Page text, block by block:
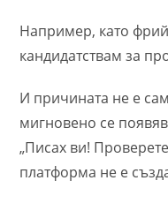
Например, като
кандидатствам за
И причината не е
мигновено се
„Писах ви!
платформа не е